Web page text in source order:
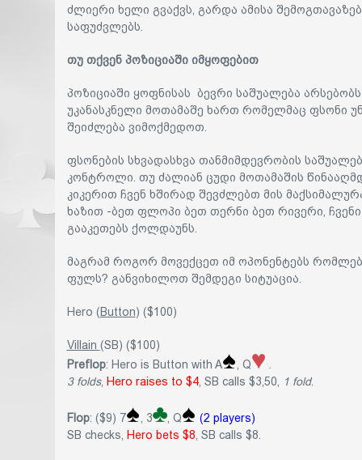
ძლიერი ხელი გვაქვს, გარდა ამისა
საფუძვლებს.
თუ თქვენ პოზიციაში იმყოფებით
პოზიციაში ყოფნისას ბევრი საშუალება
უკანასკნელი მოთამაშე ხართ რომელმაც ფსონი
შეიძლება ვიმოქმედოთ.
ფსონების სხვადასხვა თანმიმდევრობის
კონტროლი. თუ ძალიან ცუდი მოთამაშის
კიკერით ჩვენ ხშირად შევძლებთ მის
ხაზით -ბეთ ფლოპი ბეთ თერნი ბეთ რივერი,
გააკეთებს ქოლდაუნს.
მაგრამ როგორ მოვექცეთ იმ ოპონენტებს
ფულს? განვიხილოთ შემდეგი სიტუაცია.
Hero (Button) ($100)
Villain (SB) ($100)
Preflop: Hero is Button with A , Q
3 folds, Hero raises to $4, SB calls $3,50, 1 fold.
Flop: ($9) 7 , 3 , Q
(2 players)
SB checks,
Hero bets $8 , SB calls $8.